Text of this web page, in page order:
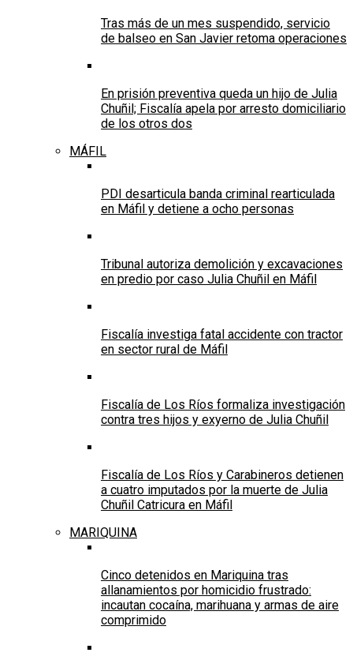
Tras más de un mes suspendido, servicio
de balseo en San Javier retoma operaciones
En prisión preventiva queda un hijo de Julia
Chuñil; Fiscalía apela por arresto domiciliario
de los otros dos
MÁFIL
PDI desarticula banda criminal rearticulada
en Máfil y detiene a ocho personas
Tribunal autoriza demolición y excavaciones
en predio por caso Julia Chuñil en Máfil
Fiscalía investiga fatal accidente con tractor
en sector rural de Máfil
Fiscalía de Los Ríos formaliza investigación
contra tres hijos y exyerno de Julia Chuñil
Fiscalía de Los Ríos y Carabineros detienen
a cuatro imputados por la muerte de Julia
Chuñil Catricura en Máfil
MARIQUINA
Cinco detenidos en Mariquina tras
allanamientos por homicidio frustrado:
incautan cocaína, marihuana y armas de aire
comprimido